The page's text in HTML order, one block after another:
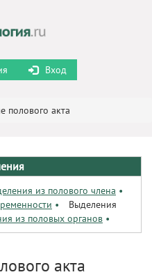
Вход
полового акта
из полового члена •
•
Выделения
из половых органов •
акта